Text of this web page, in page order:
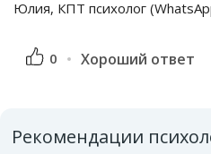
Юлия, КПТ психолог
0 Хороший ответ
Рекомендации